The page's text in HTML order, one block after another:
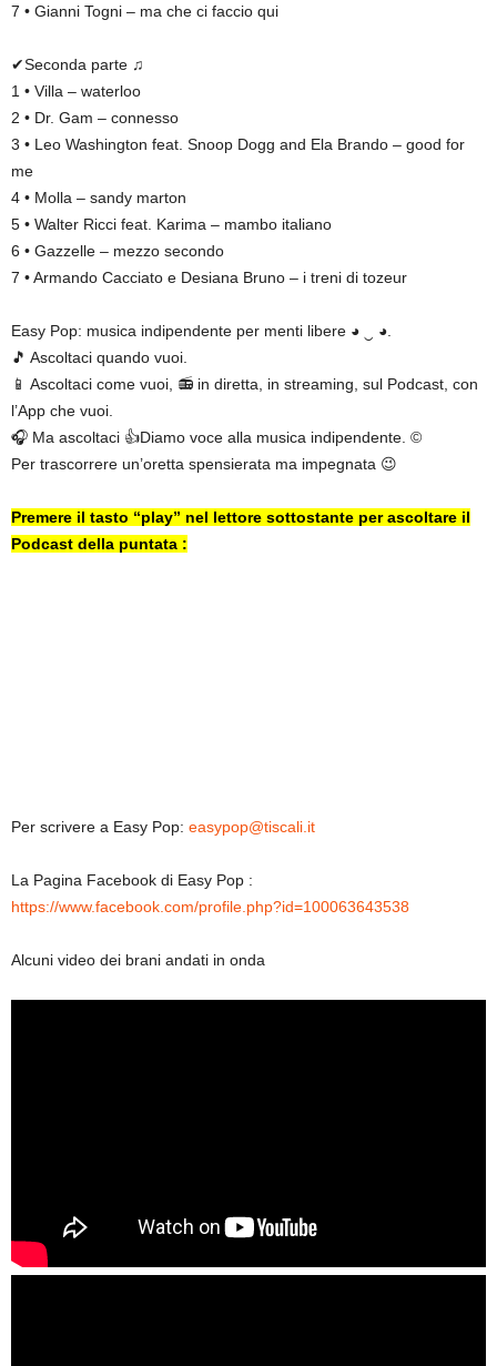
7 • Gianni Togni – ma che ci faccio qui
✔Seconda parte ♫
1 • Villa – waterloo
2 • Dr. Gam – connesso
3 • Leo Washington feat. Snoop Dogg and Ela Brando – good for
me
4 • Molla – sandy marton
5 • Walter Ricci feat. Karima – mambo italiano
6 • Gazzelle – mezzo secondo
7 • Armando Cacciato e Desiana Bruno – i treni di tozeur
Easy Pop: musica indipendente per menti libere ◕ ‿ ◕.
🎵 Ascoltaci quando vuoi.
📱 Ascoltaci come vuoi, 📻 in diretta, in streaming, sul Podcast, con
l’App che vuoi.
🎧 Ma ascoltaci 👍Diamo voce alla musica indipendente. ©
Per trascorrere un’oretta spensierata ma impegnata 😉
Premere il tasto “play” nel lettore sottostante per ascoltare il
Podcast della puntata :
Per scrivere a Easy Pop: easypop@tiscali.it
La Pagina Facebook di Easy Pop :
https://www.facebook.com/profile.php?id=100063643538
Alcuni video dei brani andati in onda